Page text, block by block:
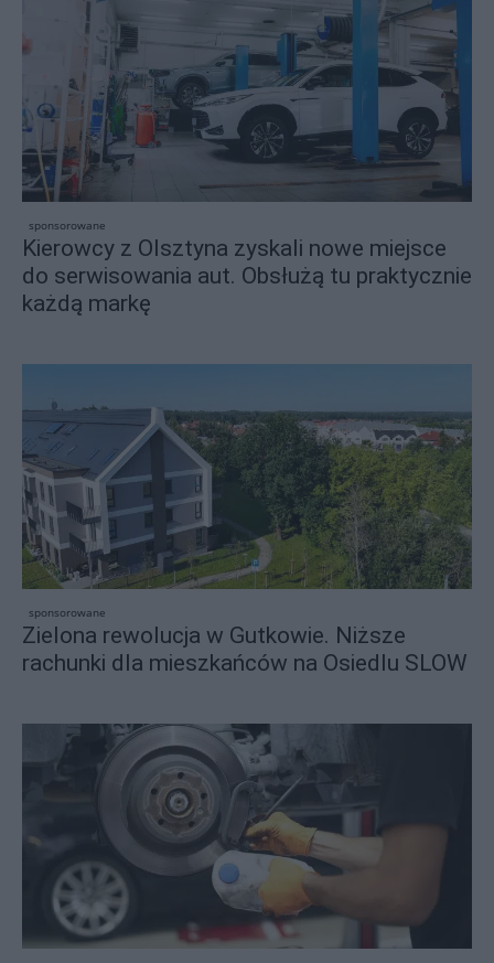
sponsorowane
Kierowcy z Olsztyna zyskali nowe miejsce
do serwisowania aut. Obsłużą tu praktycznie
każdą markę
sponsorowane
Zielona rewolucja w Gutkowie. Niższe
rachunki dla mieszkańców na Osiedlu SLOW